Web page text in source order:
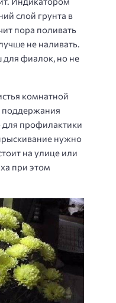
слой грунта в
пора поливать
не наливать.
для фиалок, но не
комнатной
поддержания
для профилактики
нужно
на улице или
при этом